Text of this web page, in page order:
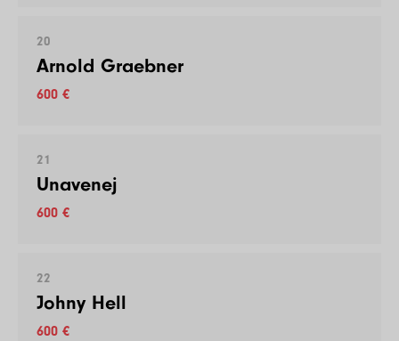
20
Arnold Graebner
600 €
21
Unavenej
600 €
22
Johny Hell
600 €